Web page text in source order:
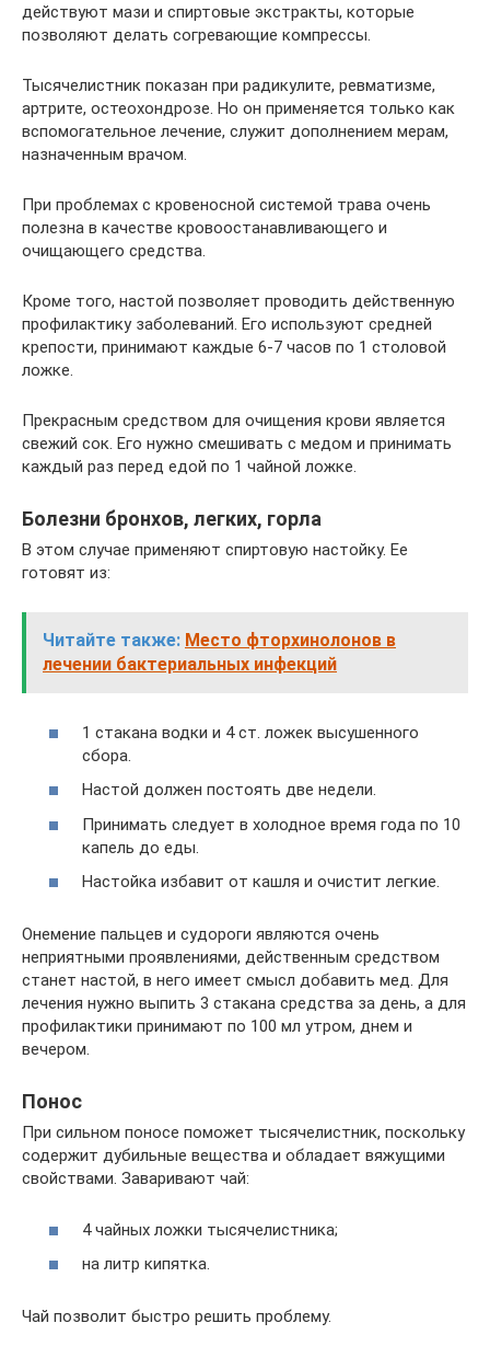
действуют мази и спиртовые экстракты, которые
позволяют делать согревающие компрессы.
Тысячелистник показан при радикулите, ревматизме,
артрите, остеохондрозе. Но он применяется только как
вспомогательное лечение, служит дополнением мерам,
назначенным врачом.
При проблемах с кровеносной системой трава очень
полезна в качестве кровоостанавливающего и
очищающего средства.
Кроме того, настой позволяет проводить действенную
профилактику заболеваний. Его используют средней
крепости, принимают каждые 6-7 часов по 1 столовой
ложке.
Прекрасным средством для очищения крови является
свежий сок. Его нужно смешивать с медом и принимать
каждый раз перед едой по 1 чайной ложке.
Болезни бронхов, легких, горла
В этом случае применяют спиртовую настойку. Ее
готовят из:
Читайте также: Место фторхинолонов в
лечении бактериальных инфекций
1 стакана водки и 4 ст. ложек высушенного
сбора.
Настой должен постоять две недели.
Принимать следует в холодное время года по 10
капель до еды.
Настойка избавит от кашля и очистит легкие.
Онемение пальцев и судороги являются очень
неприятными проявлениями, действенным средством
станет настой, в него имеет смысл добавить мед. Для
лечения нужно выпить 3 стакана средства за день, а для
профилактики принимают по 100 мл утром, днем и
вечером.
Понос
При сильном поносе поможет тысячелистник, поскольку
содержит дубильные вещества и обладает вяжущими
свойствами. Заваривают чай:
4 чайных ложки тысячелистника;
на литр кипятка.
Чай позволит быстро решить проблему.